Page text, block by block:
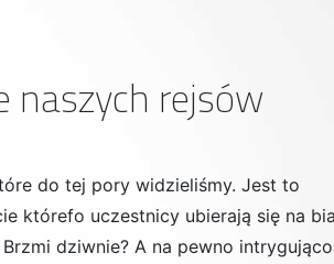
naszych rejsów
do tej pory widzieliśmy. Jest to
którefo uczestnicy ubierają się na
dziwnie? A na pewno